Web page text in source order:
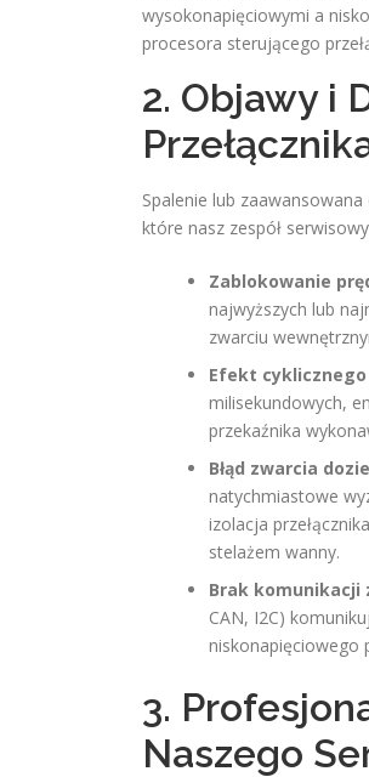
wysokonapięciowymi a
procesora sterującego
2. Objawy i
Spalenie lub
które nasz zespół
Zablokowanie
najwyższych lub
zwarciu
Efekt
milisekundowych,
przekaźnika
Błąd zwarcia
natychmiastowe
izolacja
stelażem wanny.
Brak komunikacji
CAN, I2C)
niskonapięciowego
3.
Naszego